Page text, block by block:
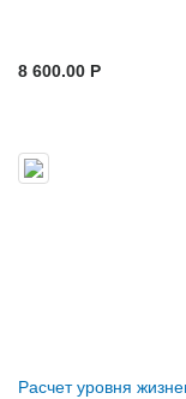
8 600.00 P
Расчет уровня